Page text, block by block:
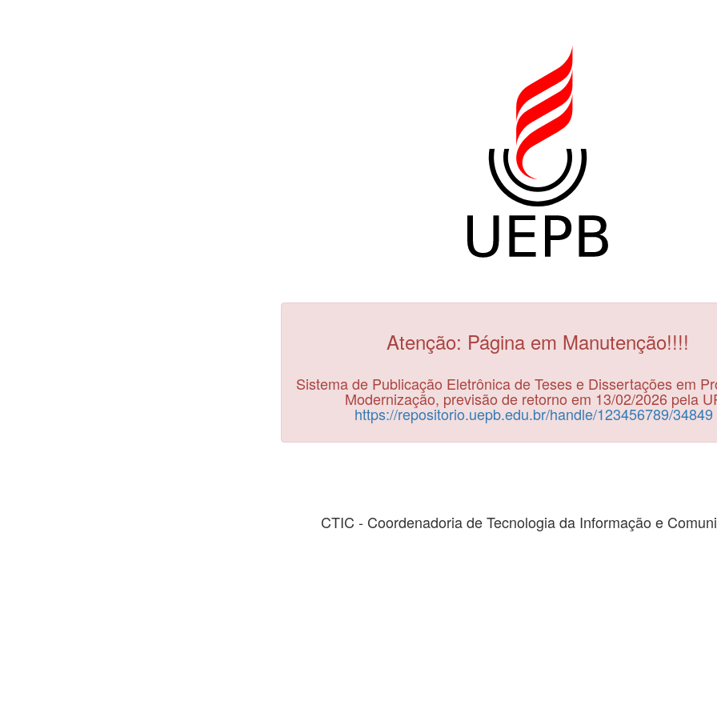
Atenção: Página em Manutenção!!!!
Sistema de Publicação Eletrônica de Teses e Dissertações em
Modernização, previsão de retorno em 13/02/2026 pela
https://repositorio.uepb.edu.br/handle/123456789/34849
CTIC - Coordenadoria de Tecnologia da Informação e